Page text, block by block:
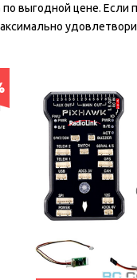
выгодной цене.